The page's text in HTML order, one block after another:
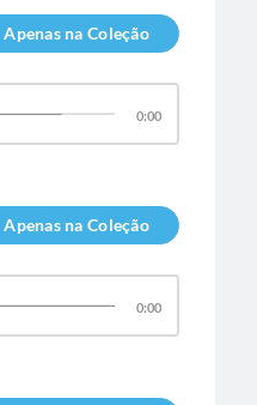
Apenas na Coleção
0:00
Apenas na Coleção
0:00